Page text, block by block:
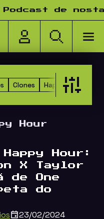
de
Clones Happy Hour dos
Hour
Hour:
X Taylor
One
do
23/02/2024